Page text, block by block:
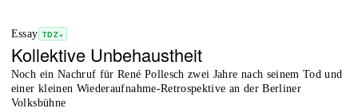
Essay TDZ+
Kollektive Unbehaustheit
Noch ein Nachruf für René Pollesch zwei Jahre nach seinem Tod und
einer kleinen Wiederaufnahme-Retrospektive an der Berliner
Volksbühne